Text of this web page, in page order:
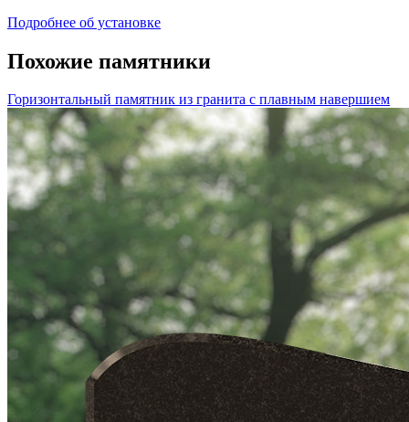
Подробнее об установке
Похожие памятники
Горизонтальный памятник из гранита с плавным навершием